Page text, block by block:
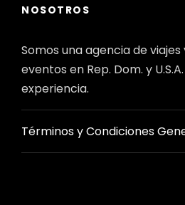
NOSOTROS
Somos una agencia de
eventos en Rep. Dom. y
experiencia.
Términos y Condiciones